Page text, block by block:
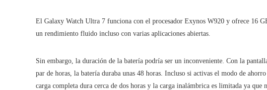
El Galaxy Watch Ultra 7 funciona con el procesador Exynos W920 y ofrece 16
un rendimiento fluido incluso con varias aplicaciones abiertas.
Sin embargo, la duración de la batería podría ser un inconveniente. Con la
par de horas, la batería duraba unas 48 horas. Incluso si activas el modo de
carga completa dura cerca de dos horas y la carga inalámbrica es limitada ya que